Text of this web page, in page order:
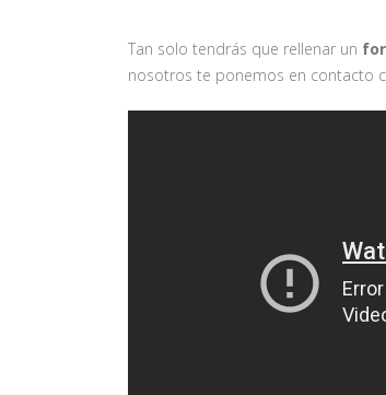
Tan solo tendrás que rellenar un
nosotros te ponemos en contacto